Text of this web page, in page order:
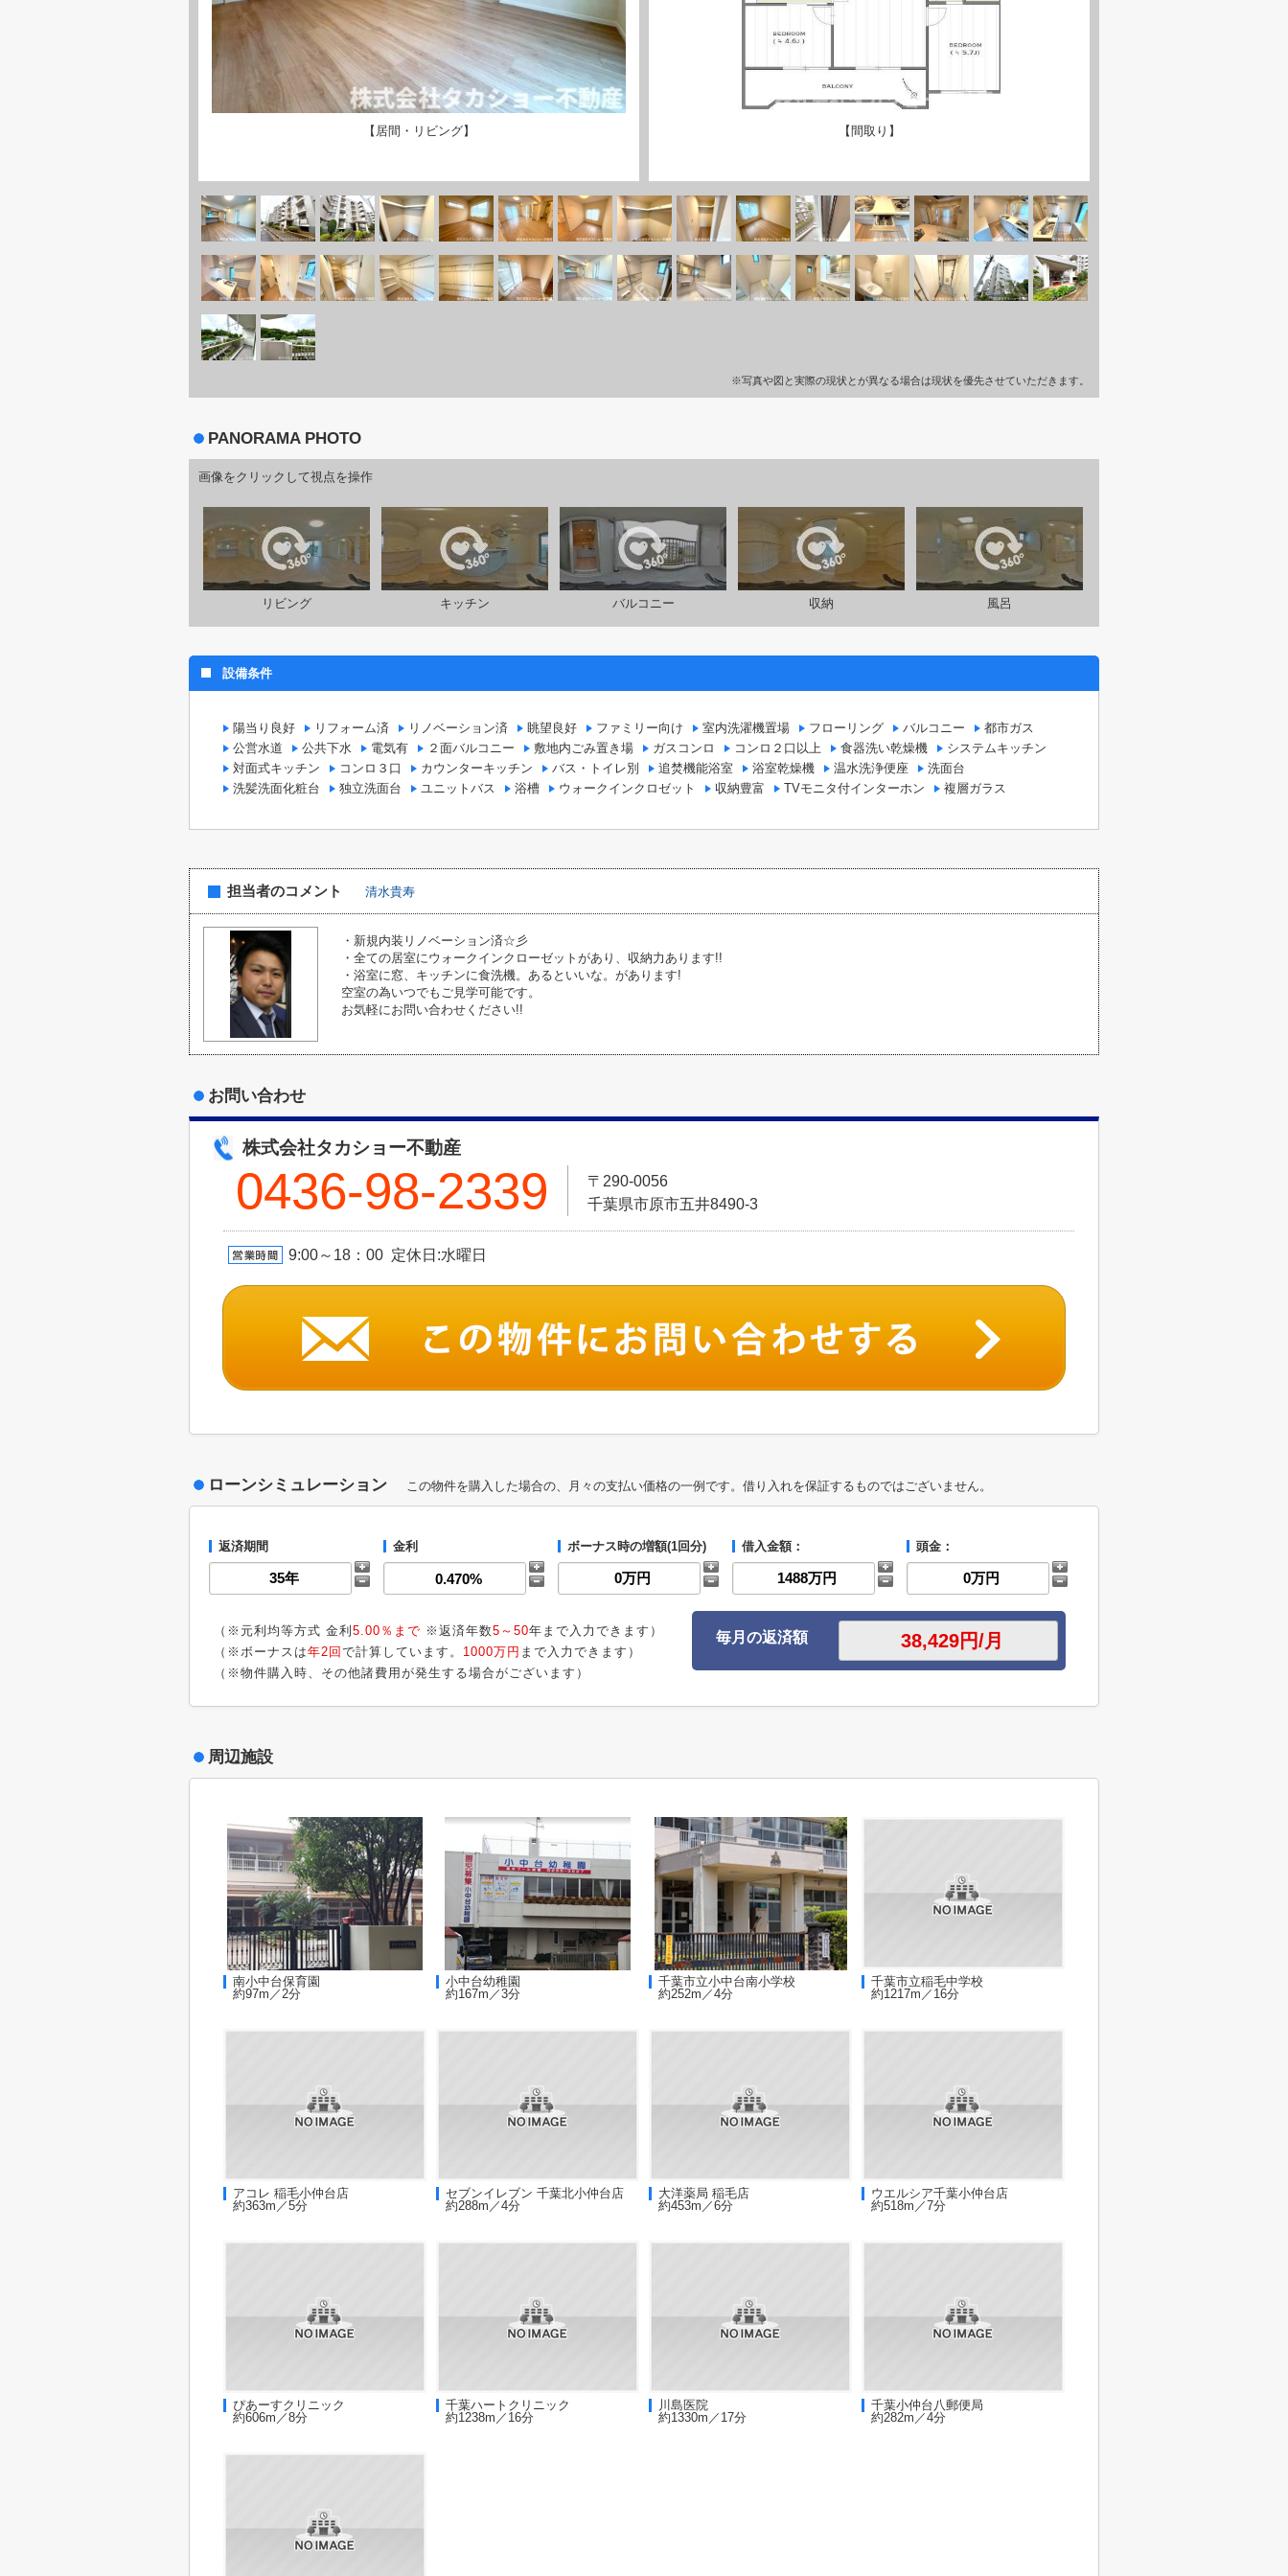
【居間・リビング】 【間取り】
※写真や図と実際の現状とが異なる場合は現状を優先させていただきます。
PANORAMA PHOTO
画像をクリックして視点を操作
リビング キッチン バルコニー 収納 風呂
設備条件
陽当り良好 リフォーム済 リノベーション済 眺望良好 ファミリー向け 室内洗濯機置場 フローリング バルコニー
都市ガス
公営水道
公共下水 電気有 ２面バルコニー 敷地内ごみ置き場 ガスコンロ コンロ２口以上 食器洗い乾燥機
システムキッチン
対面式キッチン
コンロ３口 カウンターキッチン バス・トイレ別 追焚機能浴室 浴室乾燥機 温水洗浄便座
洗面台
洗髪洗面化粧台
独立洗面台 ユニットバス 浴槽 ウォークインクロゼット 収納豊富 TVモニタ付インターホン 複層ガラス
担当者のコメント 清水貴寿
・新規内装リノベーション済☆彡
・全ての居室にウォークインクローゼットがあり、収納力あります!!
・浴室に窓、キッチンに食洗機。あるといいな。があります!
空室の為いつでもご見学可能です。
お気軽にお問い合わせください!!
お問い合わせ
株式会社タカショー不動産
0436-98-2339
〒290-0056
千葉県市原市五井8490-3
9:00～18：00 定休日:水曜日
ローンシミュレーション この物件を購入した場合の、月々の支払い価格の一例です。借り入れを保証するものではございません。
返済期間 金利 ボーナス時の増額(1回分) 借入金額： 頭金：
（※元利均等方式 金利 5.00％まで ※返済年数5～50年まで入力できます）
（※ボーナスは年2回 で計算しています。 1000万円 まで入力できます）
（※物件購入時、その他諸費用が発生する場合がございます）
毎月の返済額
周辺施設
南小中台保育園
約97m／2分
小中台幼稚園
約167m／3分
千葉市立小中台南小学校
約252m／4分
千葉市立稲毛中学校
約1217m／16分
アコレ 稲毛小仲台店
約363m／5分
セブンイレブン 千葉北小仲台店
約288m／4分
大洋薬局 稲毛店
約453m／6分
ウエルシア千葉小仲台店
約518m／7分
ぴあーすクリニック
約606m／8分
千葉ハートクリニック
約1238m／16分
川島医院
約1330m／17分
千葉小仲台八郵便局
約282m／4分